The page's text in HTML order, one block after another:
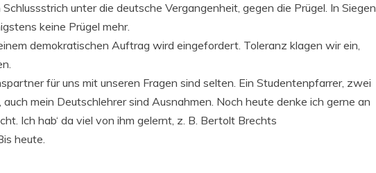
unter die deutsche Vergangenheit, gegen die Prügel. In Siegen
keine Prügel mehr.
demokratischen Auftrag wird eingefordert. Toleranz klagen wir ein,
für uns mit unseren Fragen sind selten. Ein Studentenpfarrer, zwei
mein Deutschlehrer sind Ausnahmen. Noch heute denke ich gerne an
Ich hab‘ da viel von ihm gelernt, z. B. Bertolt Brechts
heute.